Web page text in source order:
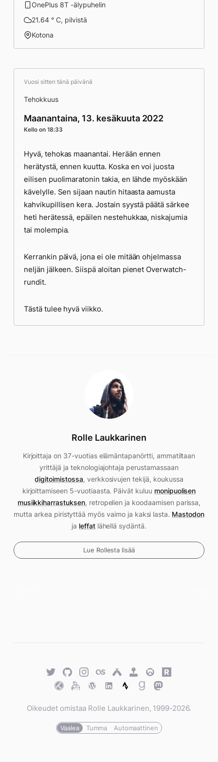
OnePlus 8T -älypuhelin
21.64 ° C, pilvistä
Kotona
Vuosi sitten tänä päivänä
Tehokkuus
Maanantaina, 13. kesäkuuta 2022
Kello on 18:33
Hyvä, tehokas maanantai. Herään ennen
herätystä, ennen kuutta. Koska en voi juosta
eilisen puolimaratonin takia, en lähde myöskään
kävelylle. Sen sijaan nautin hitaasta aamusta
kahvikupillisen kera. Jostain syystä päätä särkee
heti herätessä, epäilen nestehukkaa, niskajumia
tai molempia.
Kerrankin päivä, jona ei ole mitään ohjelmassa
neljän jälkeen. Siispä aloitan pienet Overwatch-
rundit.
Tästä tulee hyvä viikko.
Rolle Laukkarinen
Kirjoittaja on 37-vuotias elämäntapanörtti, ammatiltaan
yrittäjä ja teknologiajohtaja perustamassaan
digitoimistossa, verkkosivujen tekijä, koukussa
kirjoittamiseen 5-vuotiaasta. Päivät kuluu monipuolisen
musiikkiharrastuksen, retropelien ja koodaamisen parissa,
mutta arkea piristyttää myös vaimo ja kaksi lasta. Mastodon
ja leffatlähellä sydäntä.
Lue Rollesta lisää
TwitterGitHubTwitterLast.fmUntappd
Retro
Achievements
Overwatch
Rawg.io
TraktKeybaseWordPress
WordPress
StravaGoodreads
Mastodon
Oikeudet omistaa Rolle Laukkarinen, 1999-2026.
Vaalea Tumma Automaattinen